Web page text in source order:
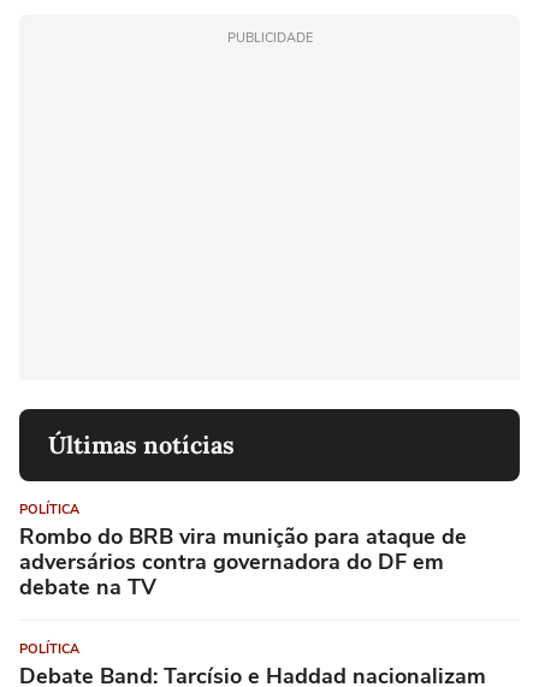
PUBLICIDADE
Últimas notícias
POLÍTICA
Rombo do BRB vira munição para ataque de
adversários contra governadora do DF em
debate na TV
POLÍTICA
Debate Band: Tarcísio e Haddad nacionalizam